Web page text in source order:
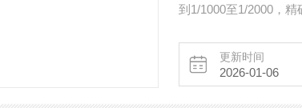
到1/1000至1/2000，
更新时间
2026-01-06